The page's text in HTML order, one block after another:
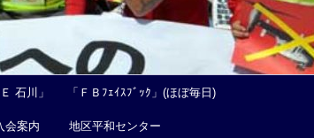
石川」 「ＦＢﾌｪｲｽﾌﾞｯｸ」(ほぼ毎日)
会案内 地区平和センター